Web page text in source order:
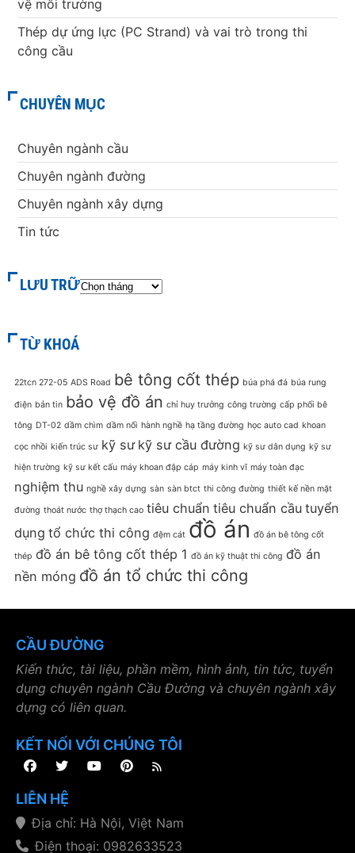
vệ môi trường
Thép dự ứng lực (PC Strand) và vai trò trong thi
công cầu
CHUYÊN MỤC
Chuyên ngành cầu
Chuyên ngành đường
Chuyên ngành xây dựng
Tin tức
LƯU TRỮ
TỪ KHOÁ
22tcn 272-05 ADS Road bê tông cốt thép búa phá đá búa rung
điện bản tin bảo vệ đồ án chỉ huy trưởng công trường cấp phối bê
tông DT-02 dầm chìm dầm nổi hành nghề hạ tầng đường học auto cad khoan
cọc nhồi kiến trúc sư kỹ sư kỹ sư cầu đường kỹ sư dân dụng kỹ sư
hiện trường kỹ sư kết cấu máy khoan đập cáp máy kinh vĩ máy toàn đạc
nghiệm thu nghề xây dựng sàn sàn btct thi công đường thiết kế nền mặt
đường thoát nước thợ thạch cao tiêu chuẩn tiêu chuẩn cầu tuyển
dụng tổ chức thi công đệm cát đồ án đồ án bê tông cốt
thép đồ án bê tông cốt thép 1 đồ án kỹ thuật thi công đồ án
nền móng đồ án tổ chức thi công
CẦU ĐƯỜNG
Kiến thức, tài liệu, phần mềm, hình ảnh, tin tức, tuyển
dụng chuyên ngành Cầu Đường và chuyên ngành xây
dựng có liên quan.
KẾT NỐI VỚI CHÚNG TÔI
LIÊN HỆ
Địa chỉ: Hà Nội, Việt Nam
Điện thoại: 0982633523